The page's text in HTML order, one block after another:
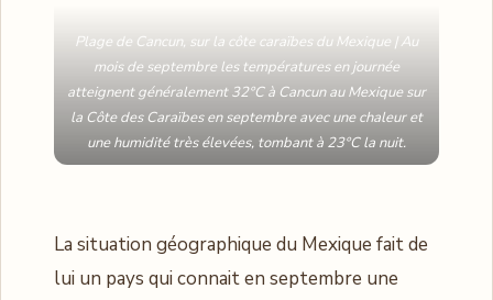
Plage de Cancun, sur la côte caraïbes du Mexique | Au
mois de septembre les températures en journée
atteignent généralement 32°C à Cancun au Mexique sur
la Côte des Caraïbes en septembre avec une chaleur et
une humidité très élevées, tombant à 23°C la nuit.
La situation géographique du Mexique fait de
lui un pays qui connait en septembre une